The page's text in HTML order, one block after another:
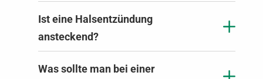
Ist eine Halsentzündung
ansteckend?
Was sollte man bei einer